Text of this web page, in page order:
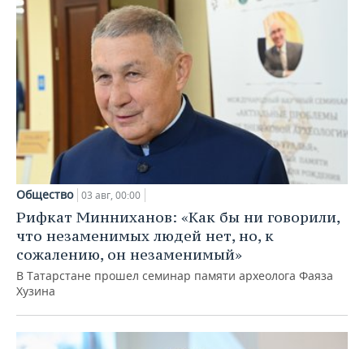
Общество 03 авг, 00:00
Рифкат Минниханов: «Как бы ни говорили,
что незаменимых людей нет, но, к
сожалению, он незаменимый»
В Татарстане прошел семинар памяти археолога Фаяза
Хузина